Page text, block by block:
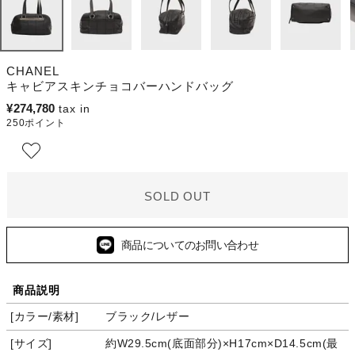
CHANEL
キャビアスキンチョコバーハンドバッグ
¥274,780
250ポイント
SOLD OUT
商品についてのお問い合わせ
商品説明
カラー/素材 ブラック/レザー
サイズ
約W29.5cm(底面部分)×H17cm×D14.5cm(最